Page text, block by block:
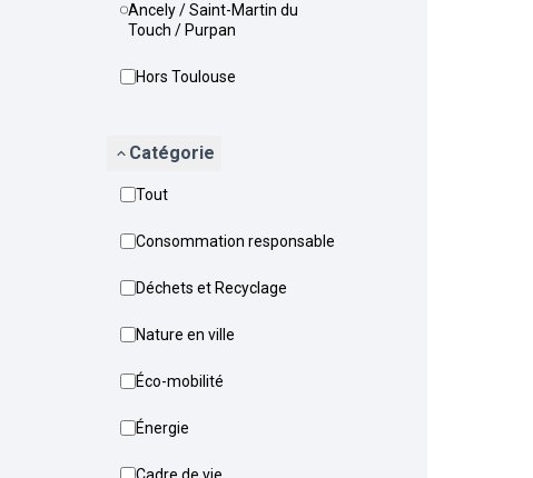
Ancely / Saint-Martin du
Touch / Purpan
Hors Toulouse
Catégorie
Tout
Consommation responsable
Déchets et Recyclage
Nature en ville
Éco-mobilité
Énergie